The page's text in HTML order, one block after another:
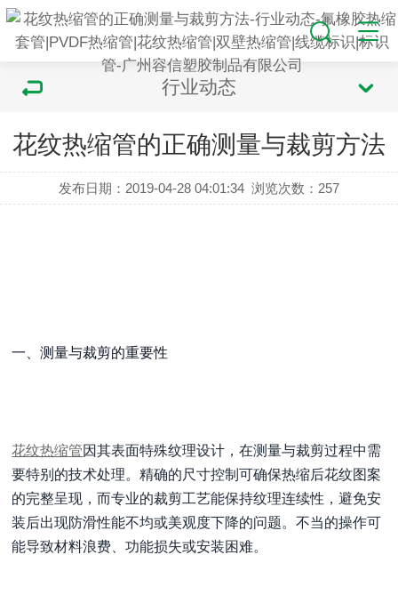
行业动态
花纹热缩管的正确测量与裁剪方法
发布日期：2019-04-28 04:01:34 浏览次数： 257
一、测量与裁剪的重要性
花纹热缩管因其表面特殊纹理设计，在测量与裁剪过程中需
要特别的技术处理。精确的尺寸控制可确保热缩后花纹图案
的完整呈现，而专业的裁剪工艺能保持纹理连续性，避免安
装后出现防滑性能不均或美观度下降的问题。不当的操作可
能导致材料浪费、功能损失或安装困难。